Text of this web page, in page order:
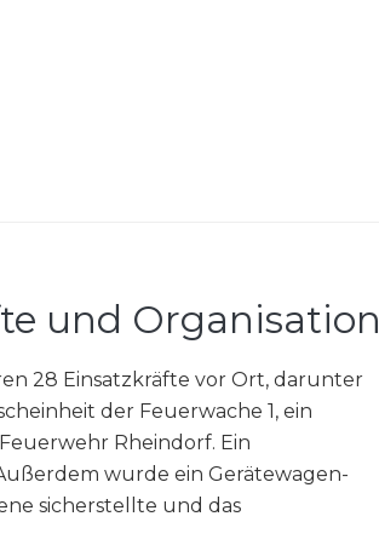
und Organisation
28 Einsatzkräfte vor Ort, darunter
der Feuerwache 1, ein
Rheindorf. Ein
wurde ein Gerätewagen-
sicherstellte und das